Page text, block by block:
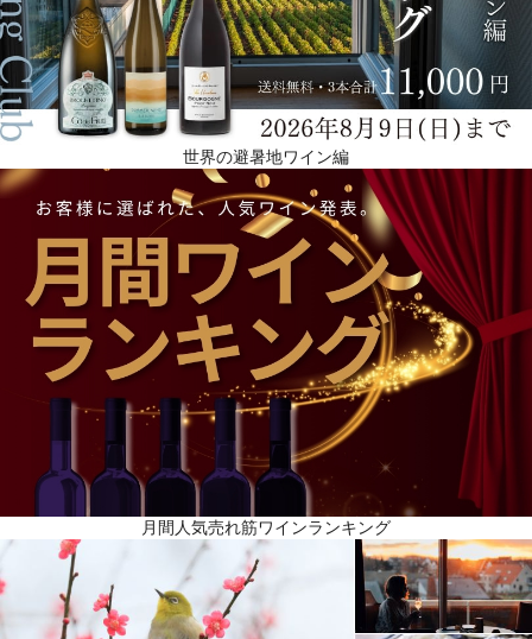
世界の避暑地ワイン編
月間人気売れ筋ワインランキング